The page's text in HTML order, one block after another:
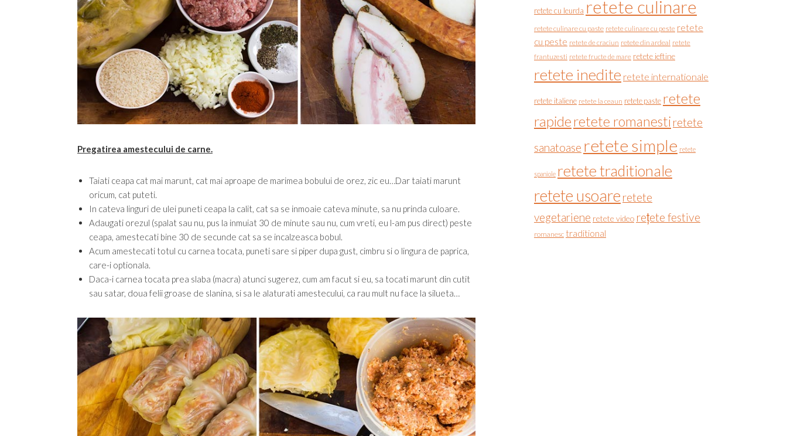
Pregatirea amestecului de carne.
Taiati ceapa cat mai marunt, cat mai aproape de marimea bobului de orez, zic eu…Dar taiati marunt
oricum, cat puteti.
In cateva linguri de ulei puneti ceapa la calit, cat sa se inmoaie cateva minute, sa nu prinda culoare.
Adaugati orezul (spalat sau nu, pus la inmuiat 30 de minute sau nu, cum vreti, eu l-am pus direct) peste
ceapa, amestecati bine 30 de secunde cat sa se incalzeasca bobul.
Acum amestecati totul cu carnea tocata, puneti sare si piper dupa gust, cimbru si o lingura de paprica,
care-i optionala.
Daca-i carnea tocata prea slaba (macra) atunci sugerez, cum am facut si eu, sa tocati marunt din cutit
sau satar, doua felii groase de slanina, si sa le alaturati amestecului, ca rau mult nu face la silueta…
retete cu leurda retete culinare
retete culinare cu paste retete culinare cu peste retete
cu peste retete de craciun retete din ardeal retete
frantuzesti retete fructe de mare retete ieftine
retete inedite retete internationale
retete italiene retete la ceaun retete paste retete
rapideretete romanesti retete
sanatoase retete simple retete
spaniole retete traditionale
retete usoare retete
vegetariene retete video rețete festive
romanesc traditional